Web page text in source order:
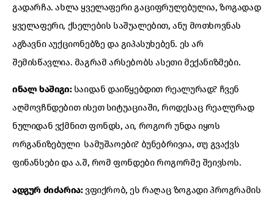
გადარჩა. ახლა ყველაფერი გაციფრულებულია, ზოგადად
ყველაფერი, ქსელების საშუალებით, ანუ მოთხოვნას
აგზავნი აუქციონებზე და გიპასუხებენ. ეს არ
შემისწავლია. მაგრამ არსებობს ასეთი მექანიზმები.
ინალ ხაშიგი:საიდან დაიწყებდით რეალურად? ჩვენ
აღმოვჩნდებით ისეთ სიტუაციაში, როდესაც რეალურად
ნულიდან ვქმნით ფონდს, აი, როგორ უნდა იყოს
ორგანიზებული სამუშაოები? ბუნებრივია, თუ გვაქვს
ფინანსები და ა.შ, რომ ფონდები როგორმე შეივსოს.
ადგურ ძიძარია:ვფიქრობ, ეს რაღაც ზოგადი პროგრამის